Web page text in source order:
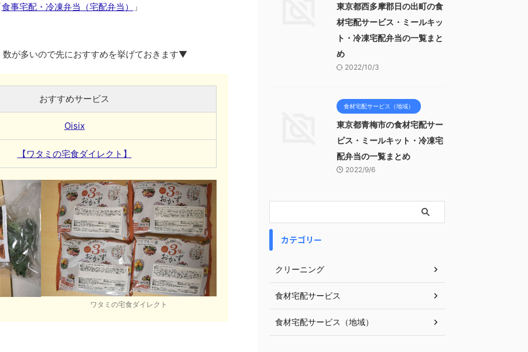
食事宅配・冷凍弁当（宅配弁当） 」
が多いので先におすすめを挙げておきます▼
おすすめサービス
Oisix
【ワタミの宅食ダイレクト】
ワタミの宅食ダイレクト
東京都西多摩郡日の出町の食
材宅配サービス・ミールキッ
ト・冷凍宅配弁当の一覧まと
め
2022/10/3
食材宅配サービス（地域）
東京都青梅市の食材宅配サー
ビス・ミールキット・冷凍宅
配弁当の一覧まとめ
2022/9/6
カテゴリー
クリーニング
食材宅配サービス
食材宅配サービス（地域）